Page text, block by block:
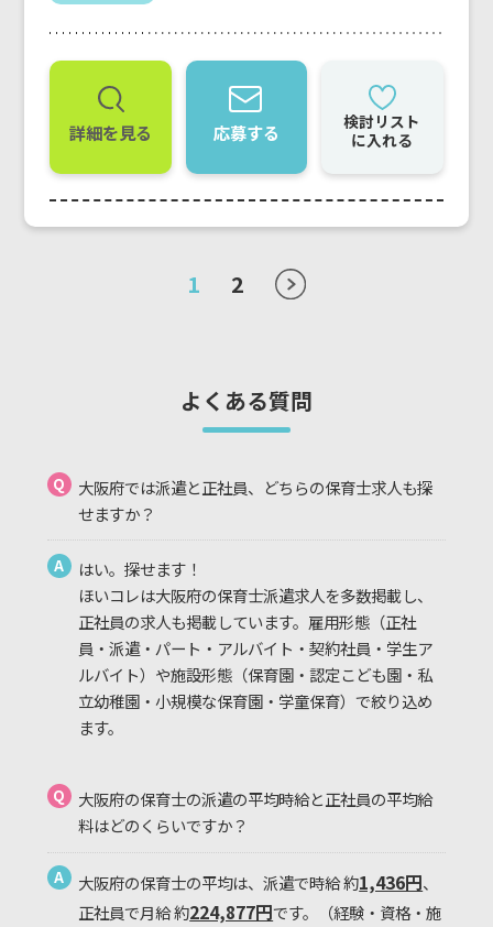
詳細を見る 応募する
検討リスト
に入れる
1 2
よくある質問
Q
大阪府では派遣と正社員、どちらの保育士求人も探
せますか？
A
はい。探せます！
ほいコレは大阪府の保育士派遣求人を多数掲載し、
正社員の求人も掲載しています。雇用形態（正社
員・派遣・パート・アルバイト・契約社員・学生ア
ルバイト）や施設形態（保育園・認定こども園・私
立幼稚園・小規模な保育園・学童保育）で絞り込め
ます。
Q
大阪府の保育士の派遣の平均時給と正社員の平均給
料はどのくらいですか？
A 大阪府の保育士の平均は、派遣で時給 約1,436円、
正社員で月給 約224,877円です。（経験・資格・施